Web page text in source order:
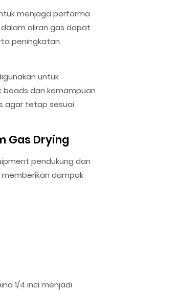
menjaga performa
aliran gas dapat
peningkatan
untuk
beads dan kemampuan
agar tetap sesuai
Gas Drying
pendukung dan
dampak
1/4 inci menjadi